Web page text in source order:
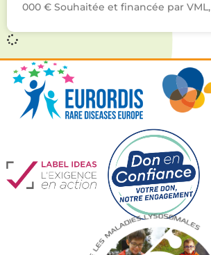
000 € Souhaitée et financée par VML,